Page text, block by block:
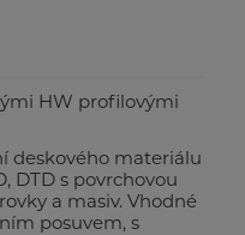
HW profilovými
deskového materiálu
DTD s povrchovou
a masiv. Vhodné
posuvem, s